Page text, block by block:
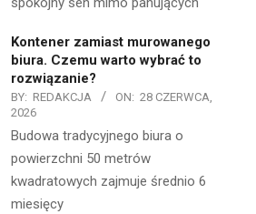
Kontener zamiast murowanego
biura. Czemu warto wybrać to
rozwiązanie?
BY: REDAKCJA ON: 28 CZERWCA,
2026
Budowa tradycyjnego biura o
powierzchni 50 metrów
kwadratowych zajmuje średnio 6
miesięcy